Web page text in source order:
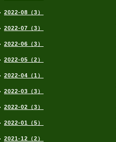
2022-08（3）
2022-07（3）
2022-06（3）
2022-05（2）
2022-04（1）
2022-03（3）
2022-02（3）
2022-01（5）
2021-12（2）